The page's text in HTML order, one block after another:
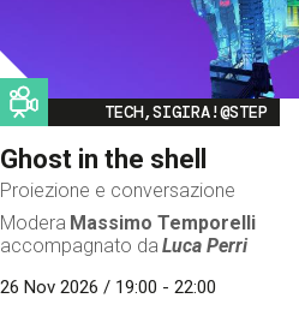
Image
TECH,SIGIRA!@STEP
Ghost in the shell
Proiezione e conversazione
Modera Massimo Temporelli
accompagnato da Luca Perri
26 Nov 2026 / 19:00 - 22:00